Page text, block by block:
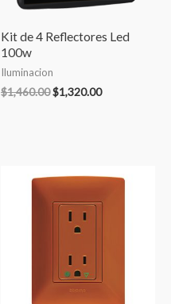
Kit de 4 Reflectores Led
100w
Iluminacion
$1,460.00$1,320.00